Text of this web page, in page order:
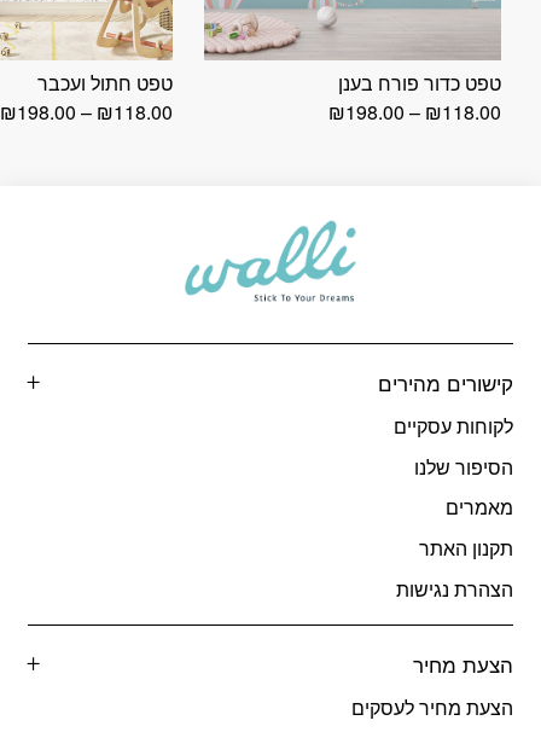
טפט כדור פורח בענן
₪118.00
–
₪198.00
טפט חתול ועכבר
₪118.00
–
₪198.00
קישורים מהירים
לקוחות עסקיים
הסיפור שלנו
מאמרים
תקנון האתר
הצהרת נגישות
הצעת מחיר
הצעת מחיר לעסקים